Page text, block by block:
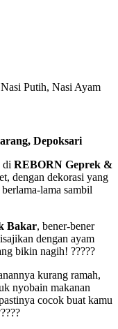
Putih, Nasi Ayam
Depoksari
di REBORN Geprek &
dengan dekorasi yang
lama sambil
Bakar, bener-bener
dengan ayam
bikin nagih! ?????
kurang ramah,
nyobain makanan
cocok buat kamu